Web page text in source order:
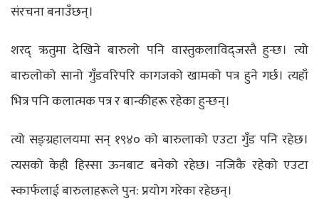
संरचना बनाउँछन्।
शरद् ऋतुमा देखिने बारुलो पनि वास्तुकलाविद्जस्तै हुन्छ। त्यो
बारुलोको सानो गुँडवरिपरि कागजको खामको पत्र हुने गर्छ। त्यहाँ
भित्र पनि कलात्मक पत्र र बान्कीहरू रहेका हुन्छन्।
त्यो सङ्ग्रहालयमा सन् १९४० को बारुलाको एउटा गुँड पनि रहेछ।
त्यसको केही हिस्सा ऊनबाट बनेको रहेछ। नजिकै रहेको एउटा
स्कार्फलाई बारुलाहरूले पुन: प्रयोग गरेका रहेछन्।